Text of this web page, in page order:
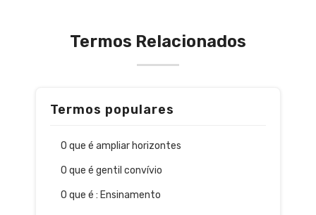
Termos Relacionados
Termos populares
O que é ampliar horizontes
O que é gentil convívio
O que é : Ensinamento